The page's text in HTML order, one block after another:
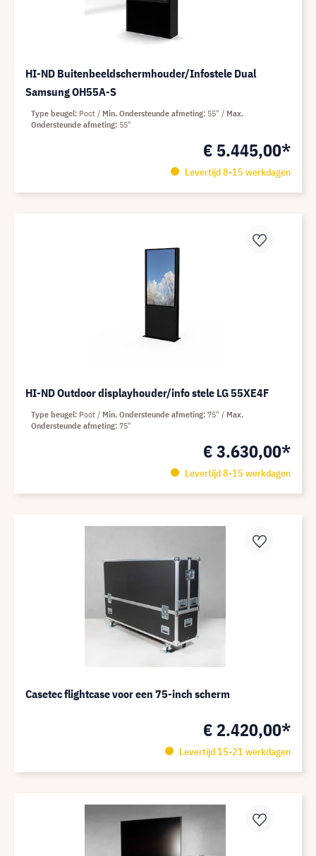
HI-ND Buitenbeeldschermhouder/Infostele Dual
Samsung OH55A-S
€ 5.445,00*
Levertijd 8-15 werkdagen
Type beugel Poot Min. Ondersteunde afmeting 55"
Max.
Ondersteunde afmeting 55"
HI-ND Outdoor displayhouder/info stele LG 55XE4F
€ 3.630,00*
Levertijd 8-15 werkdagen
Type beugel Poot Min. Ondersteunde afmeting 75"
Max.
Ondersteunde afmeting 75"
Casetec flightcase voor een 75-inch scherm
€ 2.420,00*
Levertijd 15-21 werkdagen